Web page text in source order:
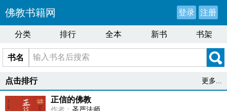
佛教书籍网 登录 注册
分类 排行 全本 新书 书架
书名
点击排行 更多...
正信的佛教